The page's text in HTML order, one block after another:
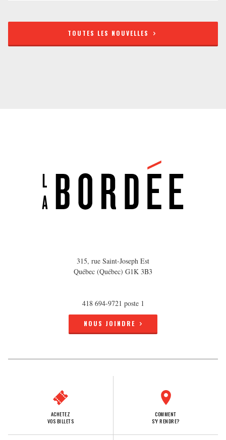
TOUTES LES NOUVELLES
315, rue Saint-Joseph Est
Québec (Québec) G1K 3B3
418 694-9721 poste 1
NOUS JOINDRE
ACHETEZ
VOS BILLETS
COMMENT
S'Y RENDRE?